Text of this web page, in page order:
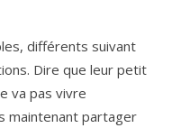
différents suivant
Dire que leur petit
va pas vivre
maintenant partager